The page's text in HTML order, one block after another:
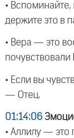
• Вспоминайте,
держите это в
• Вера — это
почувствовали
• Если вы
— Отец.
01:14:06
• Аллилу —